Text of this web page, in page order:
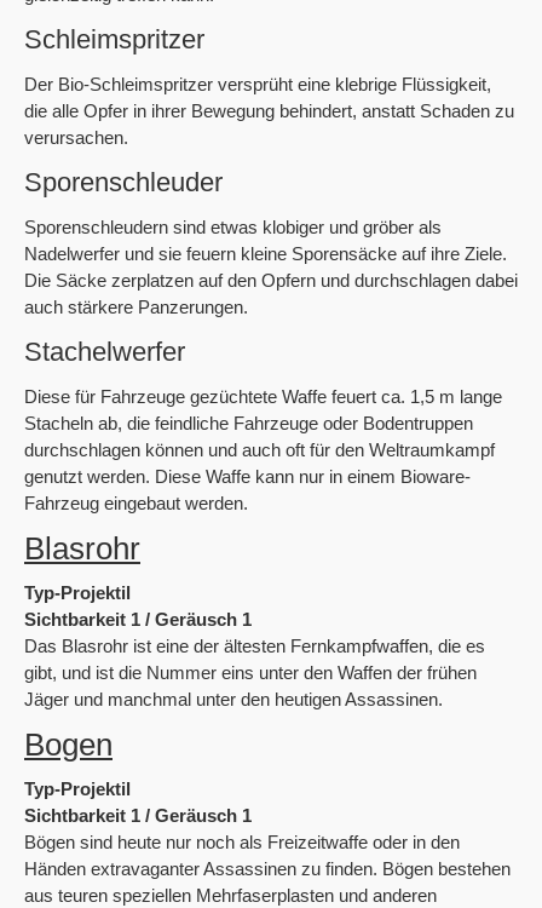
Schleimspritzer
Der Bio-Schleimspritzer versprüht eine klebrige Flüssigkeit,
die alle Opfer in ihrer Bewegung behindert, anstatt Schaden zu
verursachen.
Sporenschleuder
Sporenschleudern sind etwas klobiger und gröber als
Nadelwerfer und sie feuern kleine Sporensäcke auf ihre Ziele.
Die Säcke zerplatzen auf den Opfern und durchschlagen dabei
auch stärkere Panzerungen.
Stachelwerfer
Diese für Fahrzeuge gezüchtete Waffe feuert ca. 1,5 m lange
Stacheln ab, die feindliche Fahrzeuge oder Bodentruppen
durchschlagen können und auch oft für den Weltraumkampf
genutzt werden. Diese Waffe kann nur in einem Bioware-
Fahrzeug eingebaut werden.
Blasrohr
Typ-Projektil
Sichtbarkeit 1 / Geräusch 1
Das Blasrohr ist eine der ältesten Fernkampfwaffen, die es
gibt, und ist die Nummer eins unter den Waffen der frühen
Jäger und manchmal unter den heutigen Assassinen.
Bogen
Typ-Projektil
Sichtbarkeit 1 / Geräusch 1
Bögen sind heute nur noch als Freizeitwaffe oder in den
Händen extravaganter Assassinen zu finden. Bögen bestehen
aus teuren speziellen Mehrfaserplasten und anderen